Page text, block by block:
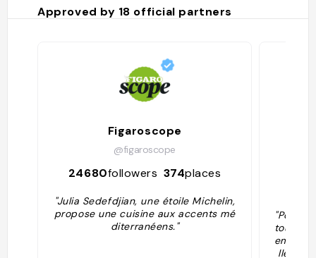
Approved by 18 official partners
Figaroscope
@figaroscope
24680followers 374places
"Julia Sedefdjian, une étoile Michelin,
propose une cuisine aux accents mé
diterranéens."
"Pour
tout va
lle fait